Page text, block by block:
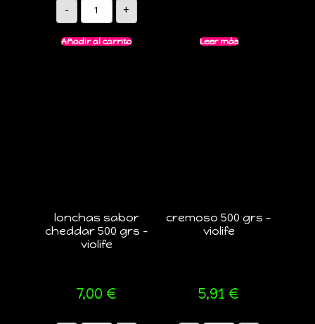
- +
Añadir al carrito Leer más
lonchas sabor
cheddar 500 grs –
violife
7,00 €
cremoso 500 grs –
violife
5,91 €